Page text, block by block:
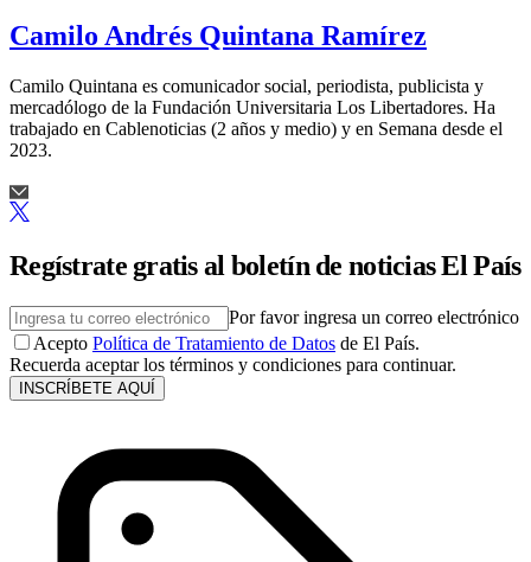
Camilo Andrés Quintana Ramírez
Camilo Quintana es comunicador social, periodista, publicista y
mercadólogo de la Fundación Universitaria Los Libertadores. Ha
trabajado en Cablenoticias (2 años y medio) y en Semana desde el
2023.
Regístrate gratis al boletín de noticias El País
Por favor ingresa un correo electrónico
Acepto Política de Tratamiento de Datos de El País.
Recuerda aceptar los términos y condiciones para continuar.
INSCRÍBETE AQUÍ